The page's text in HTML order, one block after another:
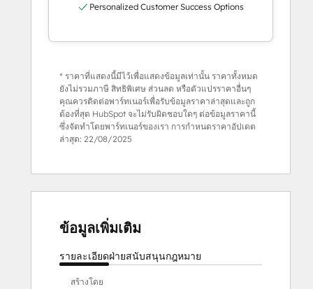
Personalized Customer Success Options
* ราคาที่แสดงนี้มีไว้เพื่อแสดงข้อมูลเท่านั้น ราคาทั้งหมด
ยังไม่รวมภาษี สิทธิพิเศษ ส่วนลด หรือตัวแปรราคาอื่นๆ
คุณควรติดต่อพาร์ทเนอร์เพื่อรับข้อมูลราคาล่าสุดและถูก
ต้องที่สุด HubSpot จะไม่รับผิดชอบใดๆ ต่อข้อมูลราคานี้
ซึ่งจัดทำโดยพาร์ทเนอร์ของเรา การกำหนดราคาอัปเดต
ล่าสุด: 22/08/2025
ข้อมูลเพิ่มเติม
รายละเอียดฝ่ายสนับสนุนกฎหมาย
สร้างโดย